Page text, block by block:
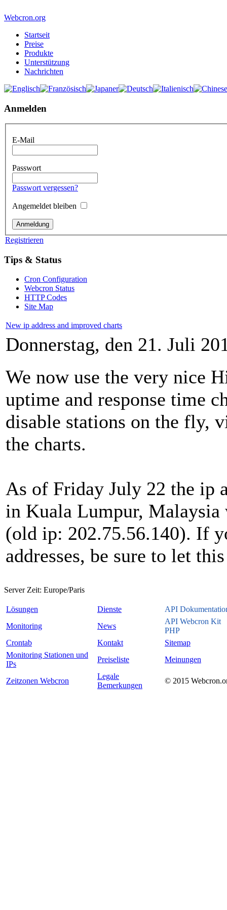
Webcron.org
Startseit
Preise
Produkte
Unterstützung
Nachrichten
Anmelden
E-Mail
Passwort
Passwort vergessen?
Angemeldet bleiben
Registrieren
Tips & Status
Cron Configuration
Webcron Status
HTTP Codes
Site Map
New ip address and improved charts
Donnerstag, den 21. Juli
We now use the very nice
uptime and response time
disable stations on the fly,
the charts.
As of Friday July 22 the ip
in Kuala Lumpur, Malaysia
(old ip: 202.75.56.140). If
addresses, be sure to let
Server Zeit: Europe/Paris
Lösungen Dienste
API
Monitoring
News
API Webcron Kit
PHP
Crontab
Kontakt
Sitemap
Monitoring Stationen und
IPs
Preiseliste Meinungen
Zeitzonen Webcron
Legale
Bemerkungen
© 2015